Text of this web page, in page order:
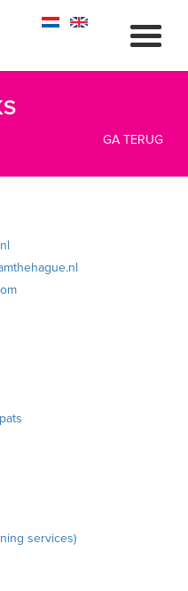
GA TERUG
services)